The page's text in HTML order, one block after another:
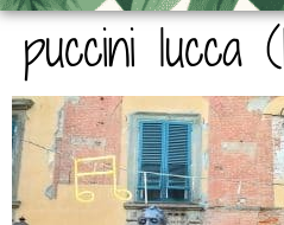
puccini lucca